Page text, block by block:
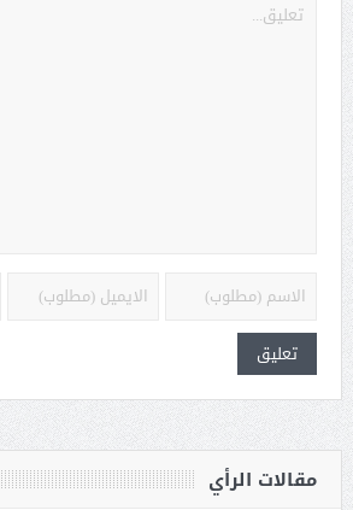
مقالات الرأي